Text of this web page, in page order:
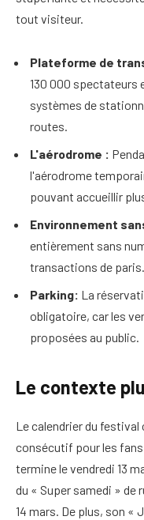
tout visiteur.
Plateforme de
130 000 spectateurs
systèmes de
routes.
L'aérodrome :
l'aérodrome
pouvant accueillir
Environnement
entièrement sans
transactions de paris.
Parking: La
obligatoire, car les
proposées au public.
Le contexte
Le calendrier du
consécutif pour les
termine le vendredi 13
du « Super samedi » de
14 mars. De plus, son «